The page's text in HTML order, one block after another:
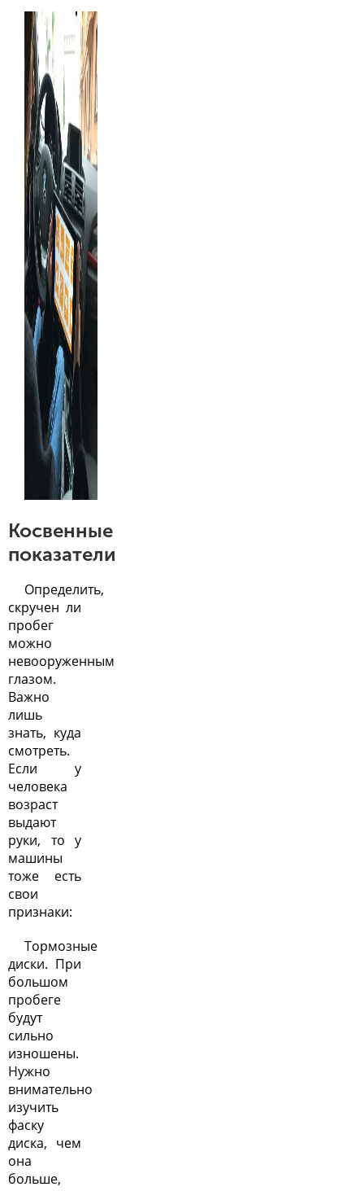
Косвенные
показатели
Определить,
скручен ли
пробег
можно
невооруженным
глазом.
Важно
лишь
знать, куда
смотреть.
Если у
человека
возраст
выдают
руки, то у
машины
тоже есть
свои
признаки:
Тормозные
диски. При
большом
пробеге
будут
сильно
изношены.
Нужно
внимательно
изучить
фаску
диска, чем
она
больше,